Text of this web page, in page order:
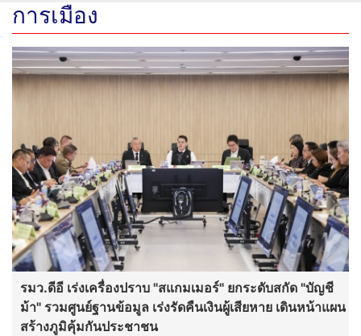
การเมือง
รมว.ดีอี เร่งเครื่องปราบ "สแกมเมอร์" ยกระดับสกัด "บัญชี
ม้า" รวมศูนย์ฐานข้อมูล เร่งรัดคืนเงินผู้เสียหาย เดินหน้าแผน
สร้างภูมิคุ้มกันประชาชน